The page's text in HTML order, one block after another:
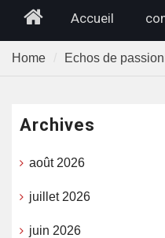
HomeAccueil
Home Echos de
Archives
août 2026
juillet 2026
juin 2026